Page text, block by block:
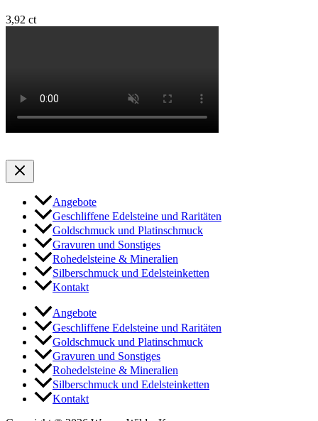
3,92 ct
Angebote
Geschliffene Edelsteine und Raritäten
Goldschmuck und Platinschmuck
Gravuren und Sonstiges
Rohedelsteine & Mineralien
Silberschmuck und Edelsteinketten
Kontakt
Angebote
Geschliffene Edelsteine und Raritäten
Goldschmuck und Platinschmuck
Gravuren und Sonstiges
Rohedelsteine & Mineralien
Silberschmuck und Edelsteinketten
Kontakt